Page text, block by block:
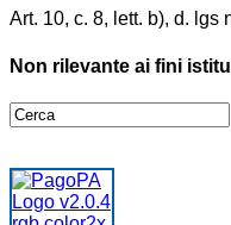
Art. 10, c. 8, lett. b), d. lgs
Non rilevante ai fini